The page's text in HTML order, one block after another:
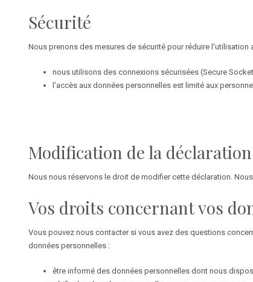
Sécurité
Nous prenons des mesures de sécurité pour réduire
nous utilisons des connexions sécurisées (Secure
l'accès aux données personnelles est limité aux
Modification de la
Nous nous réservons le droit de modifier cette déclaration.
Vos droits concernant vos
Vous pouvez nous contacter si vous avez des questions
données personnelles :
être informé des données personnelles dont nous